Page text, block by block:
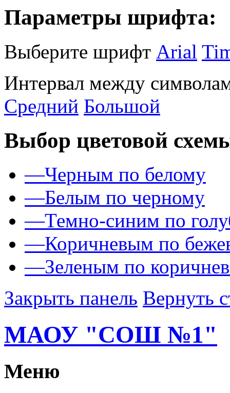
Параметры шрифта:
Выберите шрифт Arial
Интервал между
Средний Большой
Выбор цветовой
—Черным по белому
—Белым по черному
—Темно-синим по
—Коричневым по
—Зеленым по
Закрыть панель Вернуть
МАОУ "СОШ №1"
Меню